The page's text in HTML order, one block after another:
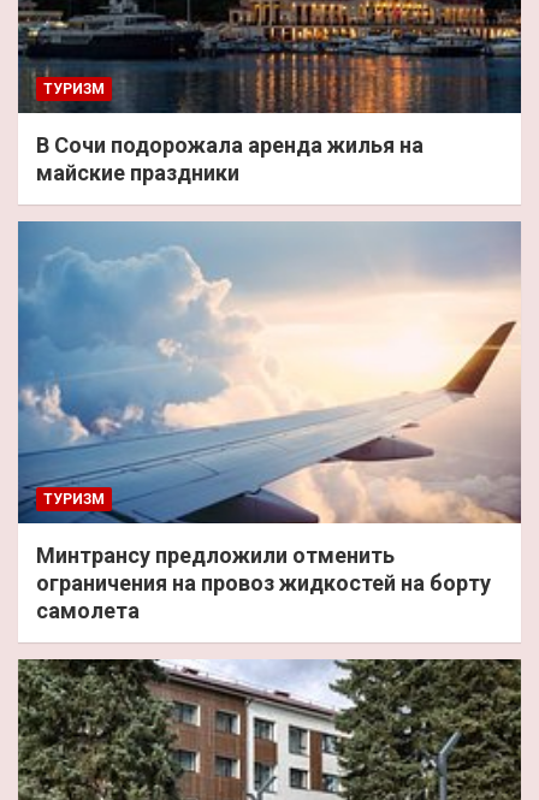
ТУРИЗМ
В Сочи подорожала аренда жилья на
майские праздники
ТУРИЗМ
Минтрансу предложили отменить
ограничения на провоз жидкостей на борту
самолета